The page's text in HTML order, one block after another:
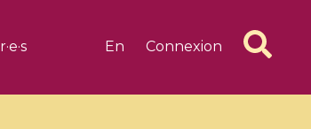
En Connexion